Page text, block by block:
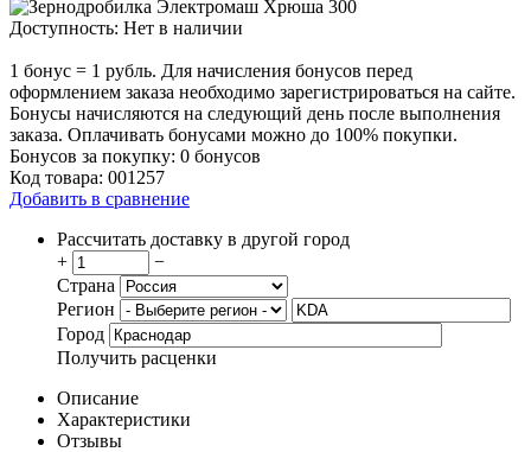
Доступность: Нет в наличии
1 бонус = 1 рубль. Для начисления бонусов перед
оформлением заказа необходимо зарегистрироваться на сайте.
Бонусы начисляются на следующий день после выполнения
заказа. Оплачивать бонусами можно до 100% покупки.
Бонусов за покупку: 0 бонусов
Код товара: 001257
Добавить в сравнение
Рассчитать доставку в другой город
+
−
Страна
Регион
Город
Получить расценки
Описание
Характеристики
Отзывы